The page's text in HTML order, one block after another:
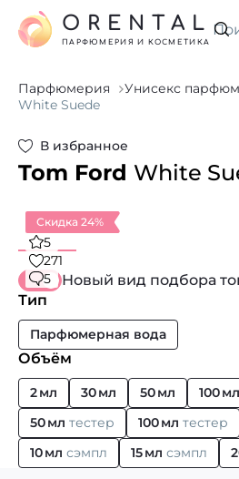
ORENTAL
ПАРФЮМЕРИЯ И КОСМЕТИКА
Парфюмерия Унисекс
White Suede
В избранное
Tom Ford White
Скидка 24%
5
271
5
Новый вид подбора
Тип
Парфюмерная вода
Объём
2 мл 30 мл 50 мл 100 мл
50 мл тестер 100 мл тестер
10 мл сэмпл 15 мл сэмпл